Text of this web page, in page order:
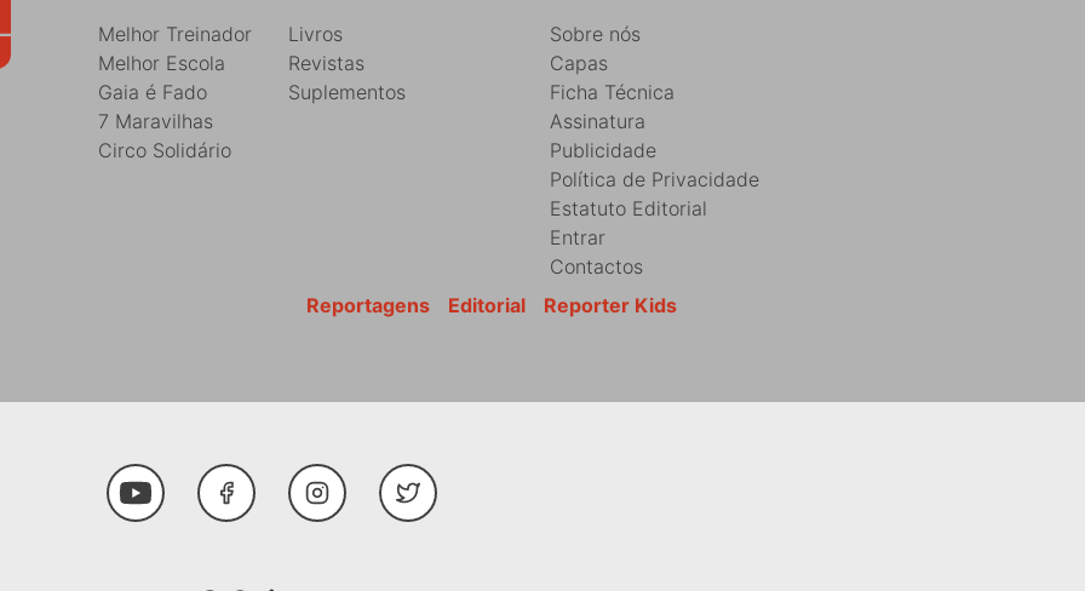
Sobre nós
Capas
Ficha Técnica
Assinatura
Publicidade
Política de Privacidade
Estatuto Editorial
Entrar
Contactos
Livros
Revistas
Suplementos
Melhor Treinador
Melhor Escola
Gaia é Fado
7 Maravilhas
Circo Solidário
Reporter Kids
Editorial
Reportagens
Youtube FacebookInstagramTwitter